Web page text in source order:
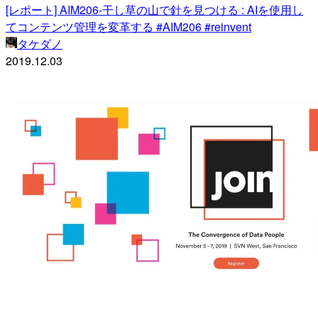
[レポート] AIM206-干し草の山で針を見つける : AIを使用し
てコンテンツ管理を変革する #AIM206 #reinvent
タケダノ
2019.12.03